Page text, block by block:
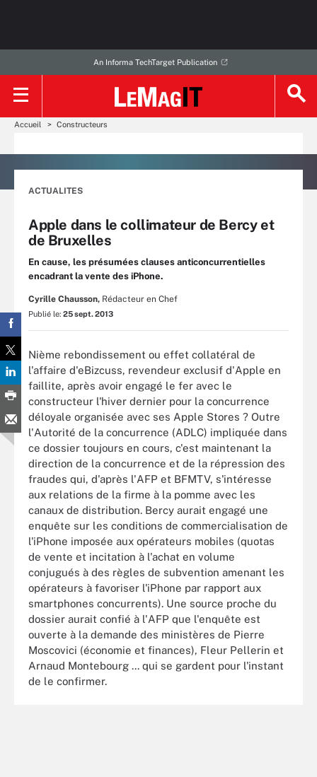
An Informa TechTarget Publication
Accueil Constructeurs
ACTUALITES
Apple dans le collimateur de Bercy et
de Bruxelles
En cause, les présumées clauses anticoncurrentielles
encadrant la vente des iPhone.
Cyrille Chausson, Rédacteur en Chef
Publié le: 25 sept. 2013
Nième rebondissement ou effet collatéral de
l'affaire d'eBizcuss, revendeur exclusif d'Apple en
faillite, après avoir engagé le fer avec le
constructeur l'hiver dernier pour la concurrence
déloyale organisée avec ses Apple Stores ? Outre
l'Autorité de la concurrence (ADLC) impliquée dans
ce dossier toujours en cours, c'est maintenant la
direction de la concurrence et de la répression des
fraudes qui, d'après l'AFP et BFMTV, s'intéresse
aux relations de la firme à la pomme avec les
canaux de distribution. Bercy aurait engagé une
enquête sur les conditions de commercialisation de
l'iPhone imposée aux opérateurs mobiles (quotas
de vente et incitation à l'achat en volume
conjugués à des règles de subvention amenant les
opérateurs à favoriser l'iPhone par rapport aux
smartphones concurrents). Une source proche du
dossier aurait confié à l'AFP que l'enquête est
ouverte à la demande des ministères de Pierre
Moscovici (économie et finances), Fleur Pellerin et
Arnaud Montebourg ... qui se gardent pour l'instant
de le confirmer.